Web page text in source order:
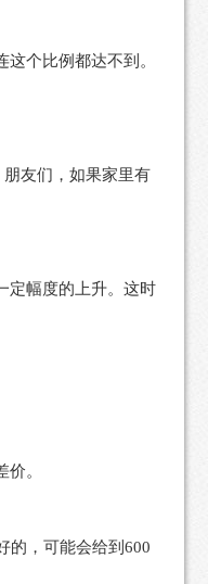
个比例都达不到。
友们，如果家里有
定幅度的上升。这时
。
的，可能会给到600